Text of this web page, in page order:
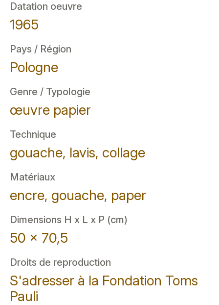
Datation oeuvre
1965
Pays / Région
Pologne
Genre / Typologie
œuvre papier
Technique
gouache, lavis, collage
Matériaux
encre, gouache, paper
Dimensions H x L x P (cm)
50 x 70,5
Droits de reproduction
S'adresser à la Fondation Toms
Pauli